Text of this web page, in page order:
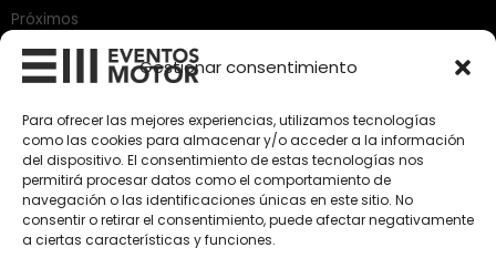
Gestionar consentimiento
Para ofrecer las mejores experiencias, utilizamos tecnologías
como las cookies para almacenar y/o acceder a la información
del dispositivo. El consentimiento de estas tecnologías nos
permitirá procesar datos como el comportamiento de
navegación o las identificaciones únicas en este sitio. No
consentir o retirar el consentimiento, puede afectar negativamente
a ciertas características y funciones.
Próximos
Eclipse by SELECTO
Del 12/08/2026 al 12/08/2026
autoClássico Porto 2026
Del 02/10/2026 al 05/10/2026
Del 02/10/2026 al 05/10/2026